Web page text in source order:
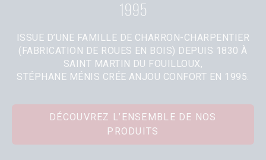
1995
ISSUE D’UNE FAMILLE DE CHARRON-CHARPENTIER
(FABRICATION DE ROUES EN BOIS) DEPUIS 1830 À
SAINT MARTIN DU FOUILLOUX,
STÉPHANE MÉNIS CRÉE ANJOU CONFORT EN 1995.
DÉCOUVREZ L’ENSEMBLE DE NOS
PRODUITS